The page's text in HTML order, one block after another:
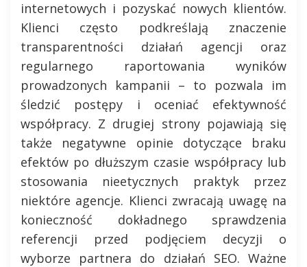
internetowych i pozyskać nowych klientów.
Klienci często podkreślają znaczenie
transparentności działań agencji oraz
regularnego raportowania wyników
prowadzonych kampanii – to pozwala im
śledzić postępy i oceniać efektywność
współpracy. Z drugiej strony pojawiają się
także negatywne opinie dotyczące braku
efektów po dłuższym czasie współpracy lub
stosowania nieetycznych praktyk przez
niektóre agencje. Klienci zwracają uwagę na
konieczność dokładnego sprawdzenia
referencji przed podjęciem decyzji o
wyborze partnera do działań SEO. Ważne